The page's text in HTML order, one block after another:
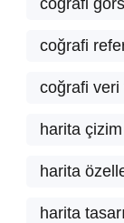
coğrafi
coğrafi veri
harita
harita
harita